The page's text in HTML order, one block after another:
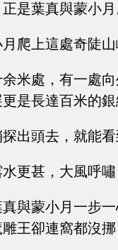
是葉真與蒙小
爬上這處奇陡
米處，有一處
是長達百米的
出頭去，就能
更甚，大風呼
與蒙小月一步
王卻連窩都沒